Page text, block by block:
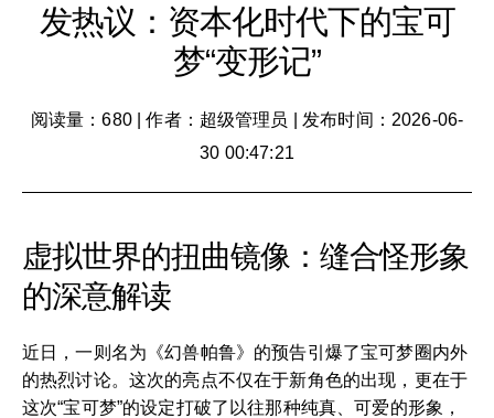
发热议：资本化时代下的宝可
梦“变形记”
阅读量：680|作者：超级管理员
发布时间：2026-06-
30 00:47:21
虚拟世界的扭曲镜像：缝合怪形象
的深意解读
近日，一则名为《幻兽帕鲁》的预告引爆了宝可梦圈内外
的热烈讨论。这次的亮点不仅在于新角色的出现，更在于
这次“宝可梦”的设定打破了以往那种纯真、可爱的形象，